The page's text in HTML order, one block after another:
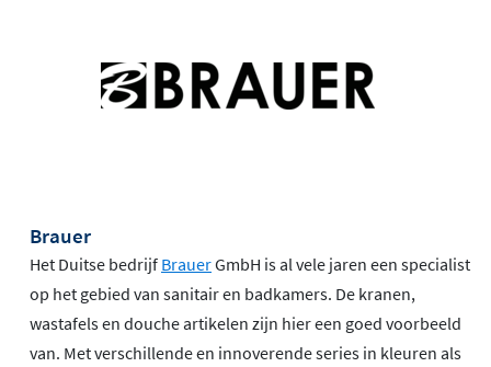
Brauer
Het Duitse bedrijf BrauerGmbH is al vele jaren een specialist
op het gebied van sanitair en badkamers. De kranen,
wastafels en douche artikelen zijn hier een goed voorbeeld
van. Met verschillende en innoverende series in kleuren als